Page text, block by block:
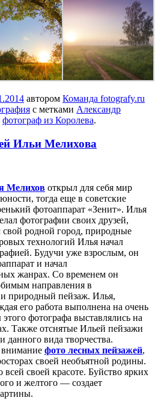
автором Команда fotografy.ru
с метками Александр
фотограф из Королева.
Ильи Мелихова
Мелихов открыл для себя мир
тогда еще в советские
фотоаппарат «Зенит». Илья
фотографии своих друзей,
родной город, природные
технологий Илья начал
Будучи уже взрослым, он
и начал
жанрах. Со временем он
направления в
и природный пейзаж. Илья,
его работа выполнена на очень
фотографа выставлялись на
Также отснятые Ильей пейзажи
вида творчества.
внимание фото лесных пейзажей,
своей необъятной родины.
своей красоте. Буйство ярких
и желтого — создает